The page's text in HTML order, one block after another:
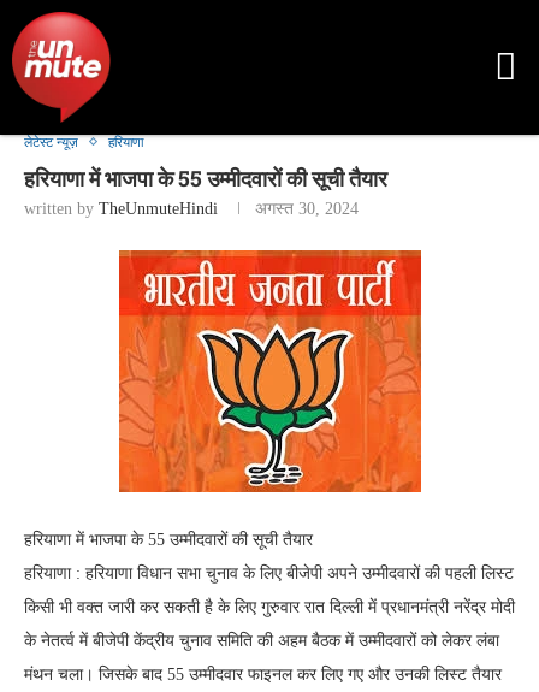
लेटेस्ट न्यूज़ हरियाणा
हरियाणा में भाजपा के 55 उम्मीदवारों की सूची तैयार
written by TheUnmuteHindi अगस्त 30, 2024
हरियाणा में भाजपा के 55 उम्मीदवारों की सूची तैयार
हरियाणा : हरियाणा विधान सभा चुनाव के लिए बीजेपी अपने उम्मीदवारों की पहली लिस्ट
किसी भी वक्त जारी कर सकती है के लिए गुरुवार रात दिल्ली में प्रधानमंत्री नरेंद्र मोदी
के नेतर्त्व में बीजेपी केंद्रीय चुनाव समिति की अहम बैठक में उम्मीदवारों को लेकर लंबा
मंथन चला। जिसके बाद 55 उम्मीदवार फाइनल कर लिए गए और उनकी लिस्ट तैयार